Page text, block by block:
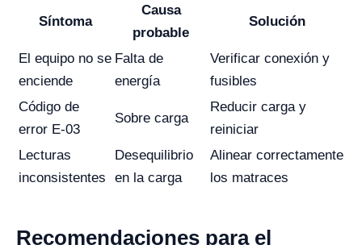
Síntoma
Causa
probable
Solución
El equipo no se
enciende
Falta de
energía
Verificar conexión y
fusibles
Código de
error E-03
Sobre carga
Reducir carga y
reiniciar
Lecturas
inconsistentes
Desequilibrio
en la carga
Alinear correctamente
los matraces
Recomendaciones para el